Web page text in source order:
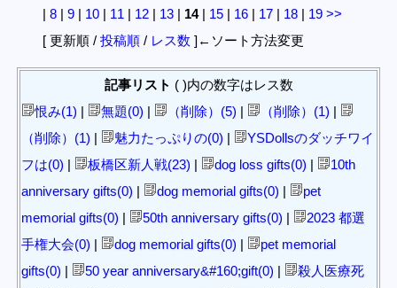
| 8 | 9 | 10 | 11 | 12 | 13 | 14| 15 | 16 | 17 | 18 | 19 >>
[ 更新順 / 投稿順 / レス数 ]←ソート方法変更
記事リスト ( )内の数字はレス数
恨み(1) | 無題(0) | （削除）(5) | （削除）(1) |
（削除）(1) | 魅力たっぷりの(0) |
YSDollsのダッチワイ
フは(0) | 板橋区新人戦(23) | dog loss gifts(0) |
10th
anniversary gifts(0) | dog memorial gifts(0) |
pet
memorial gifts(0) | 50th anniversary gifts(0) |
2023 都選
手権大会(0) | dog memorial gifts(0) |
pet memorial
gifts(0) | 50 year anniversary&#160;gift(0) |
殺人医療死